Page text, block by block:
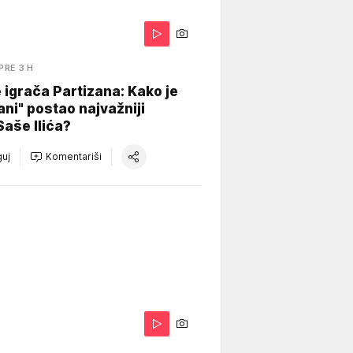
3 H
igrača Partizana: Kako je
postao najvažniji
Ilića?
Komentariši